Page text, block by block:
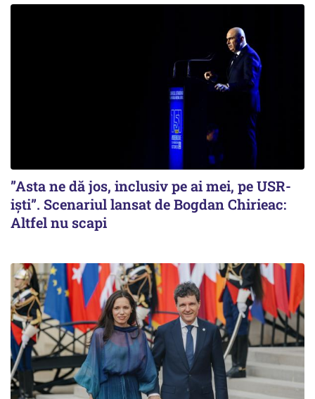
”Asta ne dă jos, inclusiv pe ai mei, pe USR-
iști”. Scenariul lansat de Bogdan Chirieac:
Altfel nu scapi